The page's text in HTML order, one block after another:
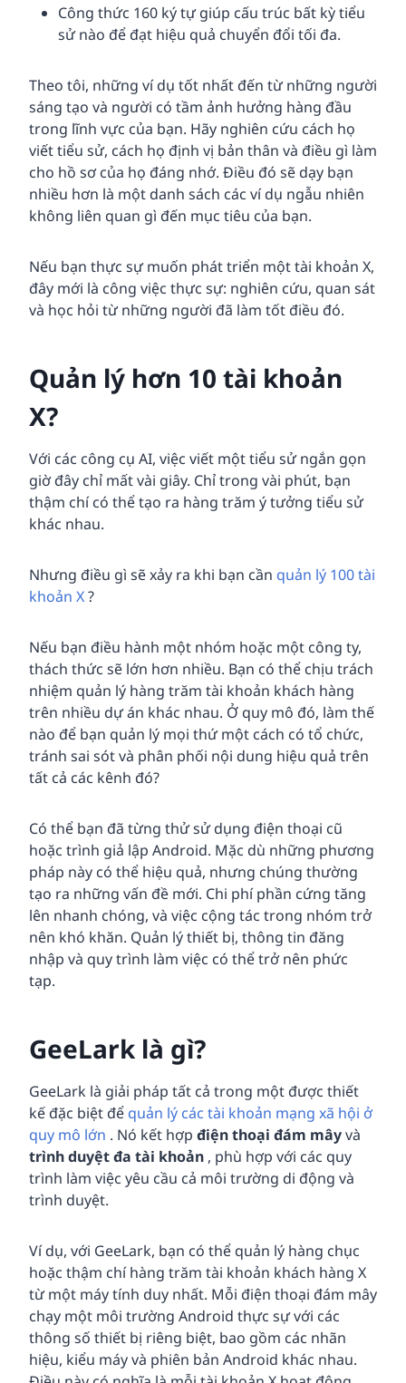
Công thức 160 ký tự giúp cấu trúc bất kỳ tiểu
sử nào để đạt hiệu quả chuyển đổi tối đa.
Theo tôi, những ví dụ tốt nhất đến từ những người
sáng tạo và người có tầm ảnh hưởng hàng đầu
trong lĩnh vực của bạn. Hãy nghiên cứu cách họ
viết tiểu sử, cách họ định vị bản thân và điều gì làm
cho hồ sơ của họ đáng nhớ. Điều đó sẽ dạy bạn
nhiều hơn là một danh sách các ví dụ ngẫu nhiên
không liên quan gì đến mục tiêu của bạn.
Nếu bạn thực sự muốn phát triển một tài khoản X,
đây mới là công việc thực sự: nghiên cứu, quan sát
và học hỏi từ những người đã làm tốt điều đó.
Quản lý hơn 10 tài khoản
X?
Với các công cụ AI, việc viết một tiểu sử ngắn gọn
giờ đây chỉ mất vài giây. Chỉ trong vài phút, bạn
thậm chí có thể tạo ra hàng trăm ý tưởng tiểu sử
khác nhau.
Nhưng điều gì sẽ xảy ra khi bạn cần quản lý 100 tài
khoản X?
Nếu bạn điều hành một nhóm hoặc một công ty,
thách thức sẽ lớn hơn nhiều. Bạn có thể chịu trách
nhiệm quản lý hàng trăm tài khoản khách hàng
trên nhiều dự án khác nhau. Ở quy mô đó, làm thế
nào để bạn quản lý mọi thứ một cách có tổ chức,
tránh sai sót và phân phối nội dung hiệu quả trên
tất cả các kênh đó?
Có thể bạn đã từng thử sử dụng điện thoại cũ
hoặc trình giả lập Android. Mặc dù những phương
pháp này có thể hiệu quả, nhưng chúng thường
tạo ra những vấn đề mới. Chi phí phần cứng tăng
lên nhanh chóng, và việc cộng tác trong nhóm trở
nên khó khăn. Quản lý thiết bị, thông tin đăng
nhập và quy trình làm việc có thể trở nên phức
tạp.
GeeLark là gì?
GeeLark là giải pháp tất cả trong một được thiết
kế đặc biệt để quản lý các tài khoản mạng xã hội ở
quy mô lớn . Nó kết hợp điện thoại đám mâyvà
trình duyệt đa tài khoản , phù hợp với các quy
trình làm việc yêu cầu cả môi trường di động và
trình duyệt.
Ví dụ, với GeeLark, bạn có thể quản lý hàng chục
hoặc thậm chí hàng trăm tài khoản khách hàng X
từ một máy tính duy nhất. Mỗi điện thoại đám mây
chạy một môi trường Android thực sự với các
thông số thiết bị riêng biệt, bao gồm các nhãn
hiệu, kiểu máy và phiên bản Android khác nhau.